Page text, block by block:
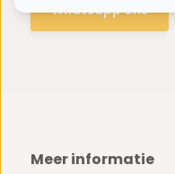
Whatsapp ons
Meer informatie